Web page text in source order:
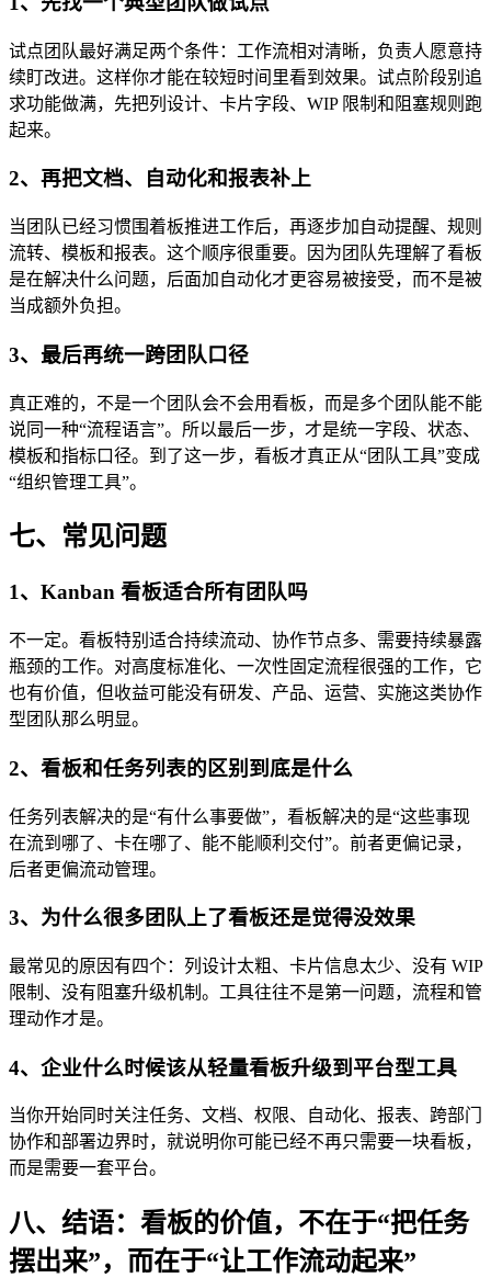
试点团队最好满足两个条件：工作流相对清晰，负责人愿意持
续盯改进。这样你才能在较短时间里看到效果。试点阶段别追
求功能做满，先把列设计、卡片字段、WIP 限制和阻塞规则跑
起来。
2、再把文档、自动化和报表补上
当团队已经习惯围着板推进工作后，再逐步加自动提醒、规则
流转、模板和报表。这个顺序很重要。因为团队先理解了看板
是在解决什么问题，后面加自动化才更容易被接受，而不是被
当成额外负担。
3、最后再统一跨团队口径
真正难的，不是一个团队会不会用看板，而是多个团队能不能
说同一种“流程语言”。所以最后一步，才是统一字段、状态、
模板和指标口径。到了这一步，看板才真正从“团队工具”变成
“组织管理工具”。
七、常见问题
1、Kanban 看板适合所有团队吗
不一定。看板特别适合持续流动、协作节点多、需要持续暴露
瓶颈的工作。对高度标准化、一次性固定流程很强的工作，它
也有价值，但收益可能没有研发、产品、运营、实施这类协作
型团队那么明显。
2、看板和任务列表的区别到底是什么
任务列表解决的是“有什么事要做”，看板解决的是“这些事现
在流到哪了、卡在哪了、能不能顺利交付”。前者更偏记录，
后者更偏流动管理。
3、为什么很多团队上了看板还是觉得没效果
最常见的原因有四个：列设计太粗、卡片信息太少、没有 WIP
限制、没有阻塞升级机制。工具往往不是第一问题，流程和管
理动作才是。
4、企业什么时候该从轻量看板升级到平台型工具
当你开始同时关注任务、文档、权限、自动化、报表、跨部门
协作和部署边界时，就说明你可能已经不再只需要一块看板，
而是需要一套平台。
八、结语：看板的价值，不在于“把任务
摆出来”，而在于“让工作流动起来”